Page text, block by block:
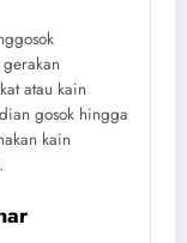
atau kain
gosok hingga
kain